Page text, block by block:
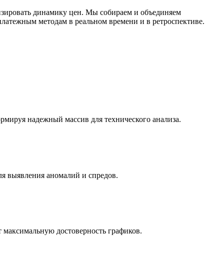
динамику цен. Мы собираем и объединяем
методам в реальном времени и в ретроспективе.
надежный массив для технического анализа.
выявления аномалий и спредов.
достоверность графиков.